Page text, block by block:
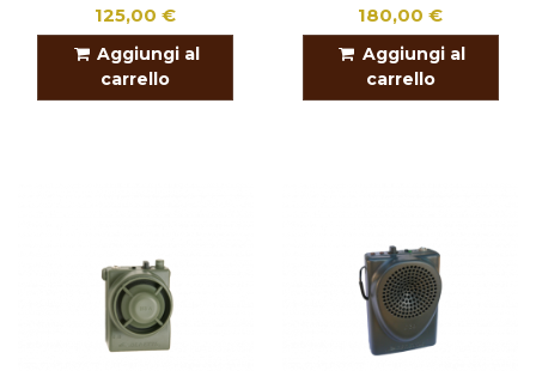
125,00 €
Aggiungi al
carrello
180,00 €
Aggiungi al
carrello